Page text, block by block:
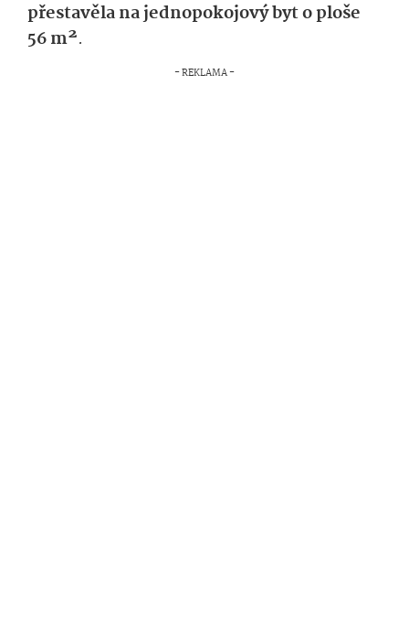
přestavěla na jednopokojový byt o ploše
56 m².